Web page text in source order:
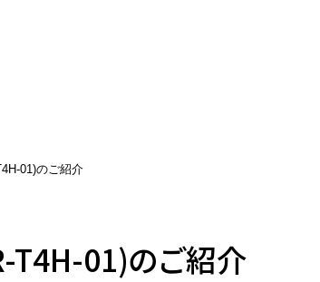
01)のご紹介
T4H-01)のご紹介